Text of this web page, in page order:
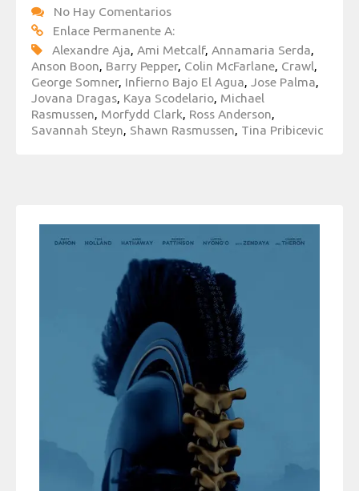
No Hay Comentarios
Enlace Permanente A:
Alexandre Aja Ami Metcalf, Annamaria Serda
Anson Boon Barry Pepper, Colin McFarlane Crawl
George Somner, Infierno Bajo El Agua Jose Palma
Jovana Dragas Kaya Scodelario Michael
Rasmussen Morfydd Clark Ross Anderson
Savannah Steyn Shawn Rasmussen Tina Pribicevic